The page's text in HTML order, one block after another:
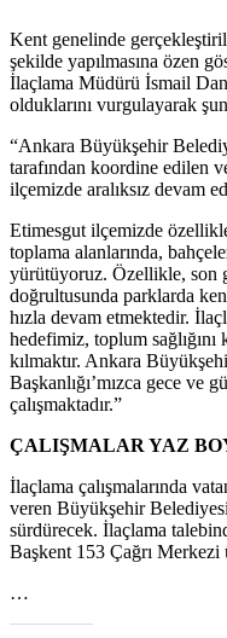
Kent genelinde
şekilde yapılmasına özen
İlaçlama Müdürü İsmail
olduklarını vurgulayarak
“Ankara Büyükşehir
tarafından koordine edilen
ilçemizde aralıksız devam
Etimesgut ilçemizde
toplama alanlarında,
yürütüyoruz. Özellikle, son
doğrultusunda parklarda
hızla devam etmektedir.
hedefimiz, toplum
kılmaktır. Ankara
Başkanlığı’mızca gece ve
çalışmaktadır.”
ÇALIŞMALAR YAZ
İlaçlama çalışmalarında
veren Büyükşehir
sürdürecek. İlaçlama
Başkent 153 Çağrı
…